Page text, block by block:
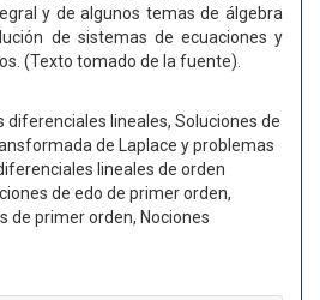
y de algunos temas de álgebra
de sistemas de ecuaciones y
(Texto tomado de la fuente).
diferenciales lineales, Soluciones de
de Laplace y problemas
lineales de orden
de edo de primer orden,
de primer orden, Nociones